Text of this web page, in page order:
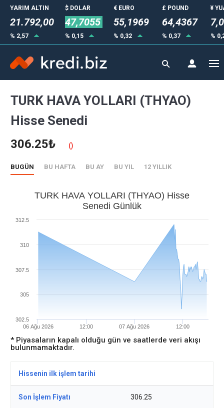
YARIM ALTIN
21.792,00
% 2,57
$ DOLAR
47,7055
% 0,15
€ EURO
55,1969
% 0,32
£ POUND
64,4367
% 0,37
¥
%
TURK HAVA YOLLARI (THYAO)
Hisse Senedi
306.25₺ ()
BUGÜN BU HAFTA BU AY BU YIL 12 YILLIK
TURK HAVA YOLLARI (THYAO) Hisse
Senedi Günlük
06 Ağu 2026 12:00 07 Ağu 2026 12:00
302.5
305
307.5
310
312.5
* Piyasaların kapalı olduğu gün ve saatlerde veri akışı
bulunmamaktadır.
Hissenin ilk işlem tarihi
Son İşlem Fiyatı 306.25